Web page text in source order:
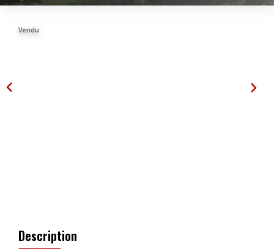
Vendu
Description